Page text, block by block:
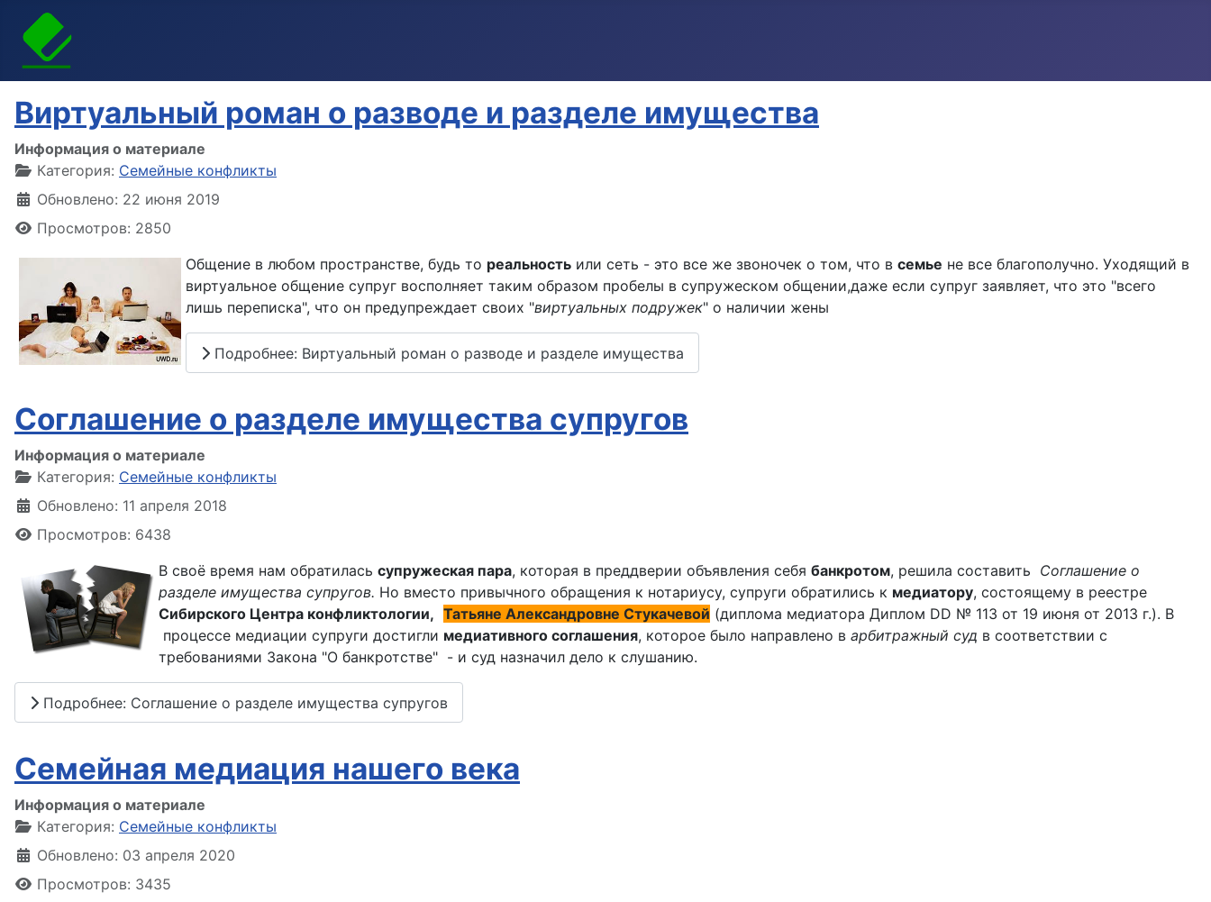
Виртуальный роман о разводе и разделе имущества
Информация о материале
Категория: Семейные конфликты
Обновлено: 22 июня 2019
Просмотров: 2850
Общение в любом пространстве, будь то реальность или сеть - это все же звоночек о том, что в семье не все благополучно. Уходящий в
виртуальное общение супруг восполняет таким образом пробелы в супружеском общении,даже если супруг заявляет, что это "всего
лишь переписка", что он предупреждает своих "виртуальных подружек" о наличии жены
Подробнее: Виртуальный роман о разводе и разделе имущества
Соглашение о разделе имущества супругов
Информация о материале
Категория: Семейные конфликты
Обновлено: 11 апреля 2018
Просмотров: 6438
В своё время нам обратилась супружеская пара, которая в преддверии объявления себя банкротом, решила составить Соглашение о
разделе имущества супругов. Но вместо привычного обращения к нотариусу, супруги обратились к медиатору, состоящему в реестре
Сибирского Центра конфликтологии, Татьяне Александровне Стукачевой (диплома медиатора Диплом DD № 113 от 19 июня от 2013 г.). В
процессе медиации супруги достигли медиативного соглашения, которое было направлено в арбитражный суд в соответствии с
требованиями Закона "О банкротстве" - и суд назначил дело к слушанию.
Подробнее: Соглашение о разделе имущества супругов
Семейная медиация нашего века
Информация о материале
Категория: Семейные конфликты
Обновлено: 03 апреля 2020
Просмотров: 3435